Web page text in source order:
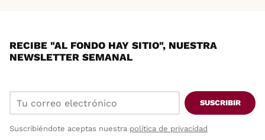
RECIBE "AL FONDO HAY SITIO", NUESTRA
NEWSLETTER SEMANAL
SUSCRIBIR
Suscribiéndote aceptas nuestra política de privacidad